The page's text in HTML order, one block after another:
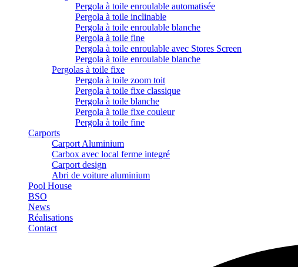
Pergola à toile enroulable automatisée
Pergola à toile inclinable
Pergola à toile enroulable blanche
Pergola à toile fine
Pergola à toile enroulable avec Stores Screen
Pergola à toile enroulable blanche
Pergolas à toile fixe
Pergola à toile zoom toit
Pergola à toile fixe classique
Pergola à toile blanche
Pergola à toile fixe couleur
Pergola à toile fine
Carports
Carport Aluminium
Carbox avec local ferme integré
Carport design
Abri de voiture aluminium
Pool House
BSO
News
Réalisations
Contact